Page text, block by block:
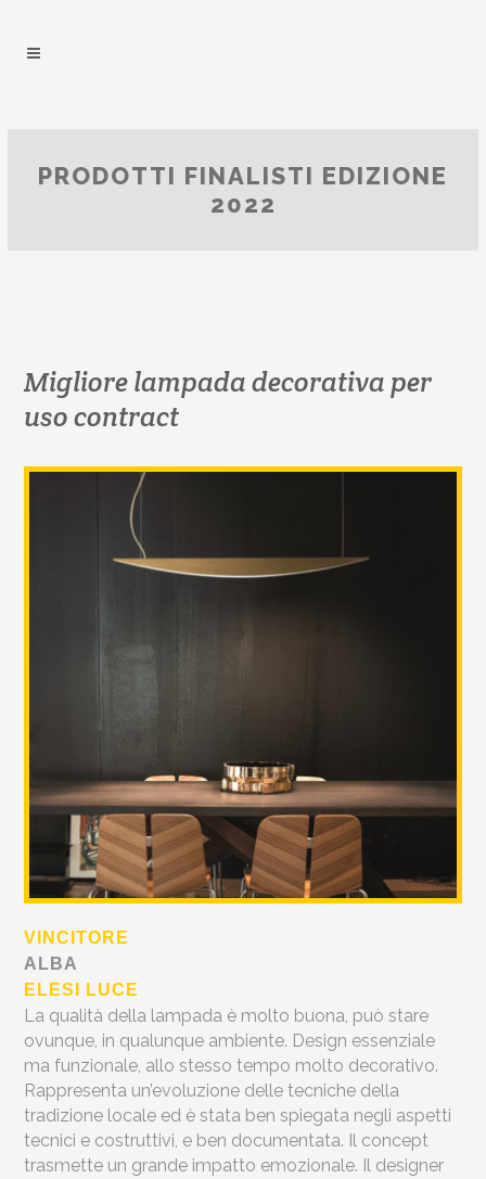
PRODOTTI FINALISTI EDIZIONE
2022
Migliore lampada decorativa per
uso contract
VINCITORE
ALBA
ELESI LUCE
La qualità della lampada è molto buona, può stare
ovunque, in qualunque ambiente. Design essenziale
ma funzionale, allo stesso tempo molto decorativo.
Rappresenta un’evoluzione delle tecniche della
tradizione locale ed è stata ben spiegata negli aspetti
tecnici e costruttivi, e ben documentata. Il concept
trasmette un grande impatto emozionale. Il designer